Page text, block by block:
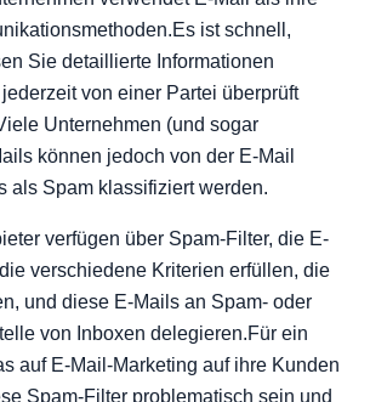
ist schnell,
Sie detaillierte Informationen
von einer Partei überprüft
Unternehmen (und sogar
können jedoch von der E-Mail
als Spam klassifiziert werden.
verfügen über Spam-Filter, die E-
verschiedene Kriterien erfüllen, die
und diese E-Mails an Spam- oder
von Inboxen delegieren.Für ein
auf E-Mail-Marketing auf ihre Kunden
Spam-Filter problematisch sein und